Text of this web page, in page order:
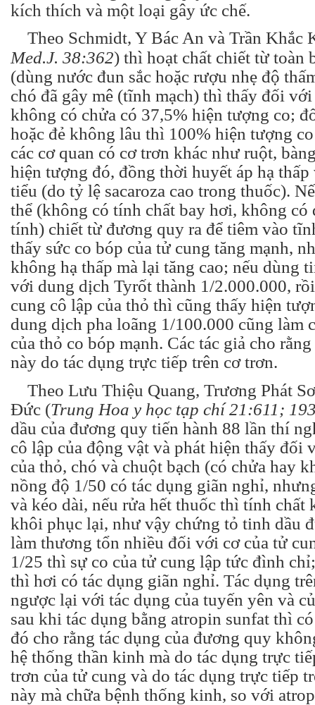
kích thích và một loại gây ức chế.
Theo Schmidt, Y Bác An và Trần Khắc
Med.J. 38:362) thì hoạt chất chiết từ toàn
(dùng nước đun sắc hoặc rượu nhẹ độ
chó đã gây mê (tĩnh mạch) thì thấy đối
không có chửa có 37,5% hiện tượng co;
hoặc đẻ không lâu thì 100% hiện tượng
các cơ quan có cơ trơn khác như ruột,
hiện tượng đó, đồng thời huyết áp hạ
tiểu (do tỷ lệ sacaroza cao trong thuốc).
thể (không có tính chất bay hơi, không có
tính) chiết từ đương quy ra để tiêm vào
thấy sức co bóp của tử cung tăng mạnh,
không hạ thấp mà lại tăng cao; nếu dùng
với dung dịch Tyrốt thành 1/2.000.000,
cung cô lập của thỏ thì cũng thấy hiện
dung dịch pha loãng 1/100.000 cũng làm
của thỏ co bóp mạnh. Các tác giả cho
này do tác dụng trực tiếp trên cơ trơn.
Theo Lưu Thiệu Quang, Trương Phát
Đức (Trung Hoa y học tạp chí 21:611;
dầu của đương quy tiến hành 88 lần thí
cô lập của động vật và phát hiện thấy đối
của thỏ, chó và chuột bạch (có chửa hay
nồng độ 1/50 có tác dụng giãn nghỉ,
và kéo dài, nếu rửa hết thuốc thì tính chất
khôi phục lại, như vậy chứng tỏ tinh dầu
làm thương tổn nhiều đối với cơ của tử
1/25 thì sự co của tử cung lập tức đình
thì hơi có tác dụng giãn nghỉ. Tác dụng
ngược lại với tác dụng của tuyến yên và
sau khi tác dụng bằng atropin sunfat thì
đó cho rằng tác dụng của đương quy
hệ thống thần kinh mà do tác dụng trực
trơn của tử cung và do tác dụng trực tiếp
này mà chữa bệnh thống kinh, so với